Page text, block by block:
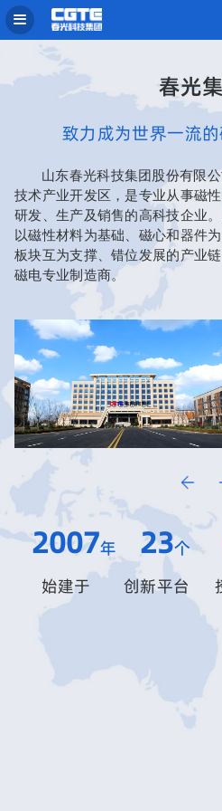
春光
致力成为世界一流
山东春光科技集团股份有限
技术产业开发区，是专业从事磁
研发、生产及销售的高科技企业
以磁性材料为基础、磁心和器件
板块互为支撑、错位发展的产业
磁电专业制造商。
2007年
始建于
23个
创新平台